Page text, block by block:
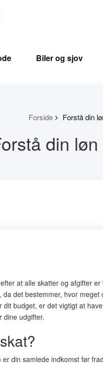
Biler og sjov
Forside Forstå din
din
at alle skatter og afgifter er
det bestemmer, hvor meget
budget, er det vigtigt at
dine udgifter.
din samlede indkomst før